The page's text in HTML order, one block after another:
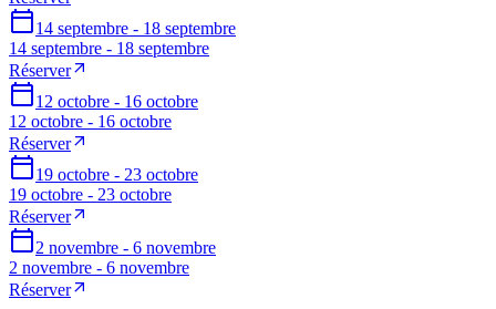
14 septembre - 18 septembre
14 septembre - 18 septembre
Réserver
12 octobre - 16 octobre
12 octobre - 16 octobre
Réserver
19 octobre - 23 octobre
19 octobre - 23 octobre
Réserver
2 novembre - 6 novembre
2 novembre - 6 novembre
Réserver